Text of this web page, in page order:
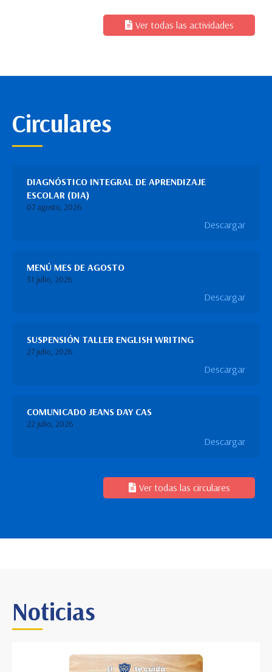
Ver todas las actividades
Circulares
DIAGNÓSTICO INTEGRAL DE APRENDIZAJE
ESCOLAR (DIA)
07 agosto, 2026
Descargar
MENÚ MES DE AGOSTO
31 julio, 2026
Descargar
SUSPENSIÓN TALLER ENGLISH WRITING
27 julio, 2026
Descargar
COMUNICADO JEANS DAY CAS
22 julio, 2026
Descargar
Ver todas las circulares
Noticias